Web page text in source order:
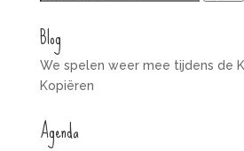
Blog
We spelen weer mee tijdens de
Kopiëren
Agenda